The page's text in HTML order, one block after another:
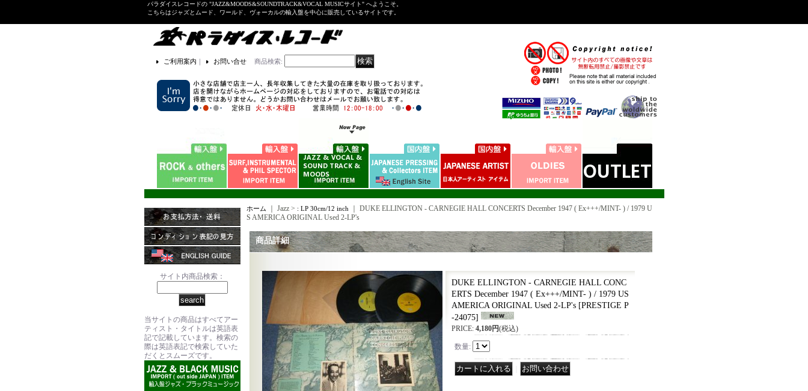
パラダイスレコードの "JAZZ&MOODS&SOUNDTRACK&VOCAL MUSICサイト" へようこそ。
こちらはジャズとムード、ワールド、ヴォーカルの輸入盤を中心に販売しているサイトです。
ご利用案内 ｜ お問い合せ 商品検索:
サイト内商品検索：
当サイトの商品はすべてアー
ティスト・タイトルは英語表
記で記載しています。検索の
際は英語表記で検索していた
だくとスムーズです。
ホーム ｜ Jazz > : LP 30cm/12 inch｜ DUKE ELLINGTON - CARNEGIE HALL CONCERTS December 1947 ( Ex+++/MINT- ) / 1979 U
S AMERICA ORIGINAL Used 2-LP's
商品詳細
DUKE ELLINGTON - CARNEGIE HALL CONC
ERTS December 1947 ( Ex+++/MINT- ) / 1979 US
AMERICA ORIGINAL Used 2-LP's [PRESTIGE P
-24075]
PRICE: 4,180円(税込)
数量: